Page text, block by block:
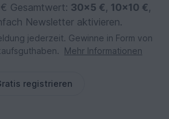
Gesamtwert: 30×5 €, 10×10 €,
Newsletter aktivieren.
jederzeit. Gewinne in Form von
Mehr Informationen
registrieren